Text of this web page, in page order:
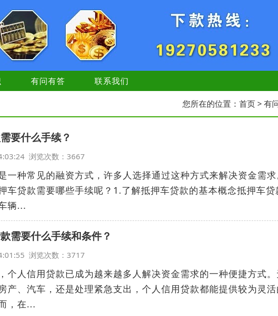
有问有答 联系我们
您所在的位置： 首页> 有
要什么手续？
浏览次数：3667
一种常见的融资方式，许多人选择通过这种方式来解决资金需
车贷款需要哪些手续呢？1.了解抵押车贷款的基本概念抵押车贷
辆...
需要什么手续和条件？
浏览次数：3717
个人信用贷款已成为越来越多人解决资金需求的一种便捷方式
产、汽车，还是处理紧急支出，个人信用贷款都能提供较为灵
，在...